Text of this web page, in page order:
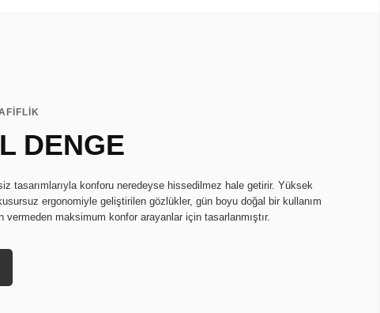
DENGE
tasarımlarıyla konforu neredeyse hissedilmez hale getirir. Yüksek
ergonomiyle geliştirilen gözlükler, gün boyu doğal bir kullanım
maksimum konfor arayanlar için tasarlanmıştır.